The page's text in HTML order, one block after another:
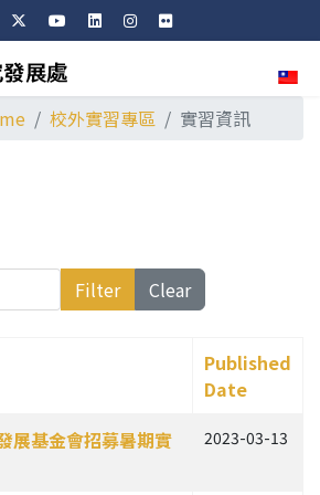
校外實習專區 實習資訊
Filter Clear
Published
Date
展基金會招募暑期實
2023-03-13